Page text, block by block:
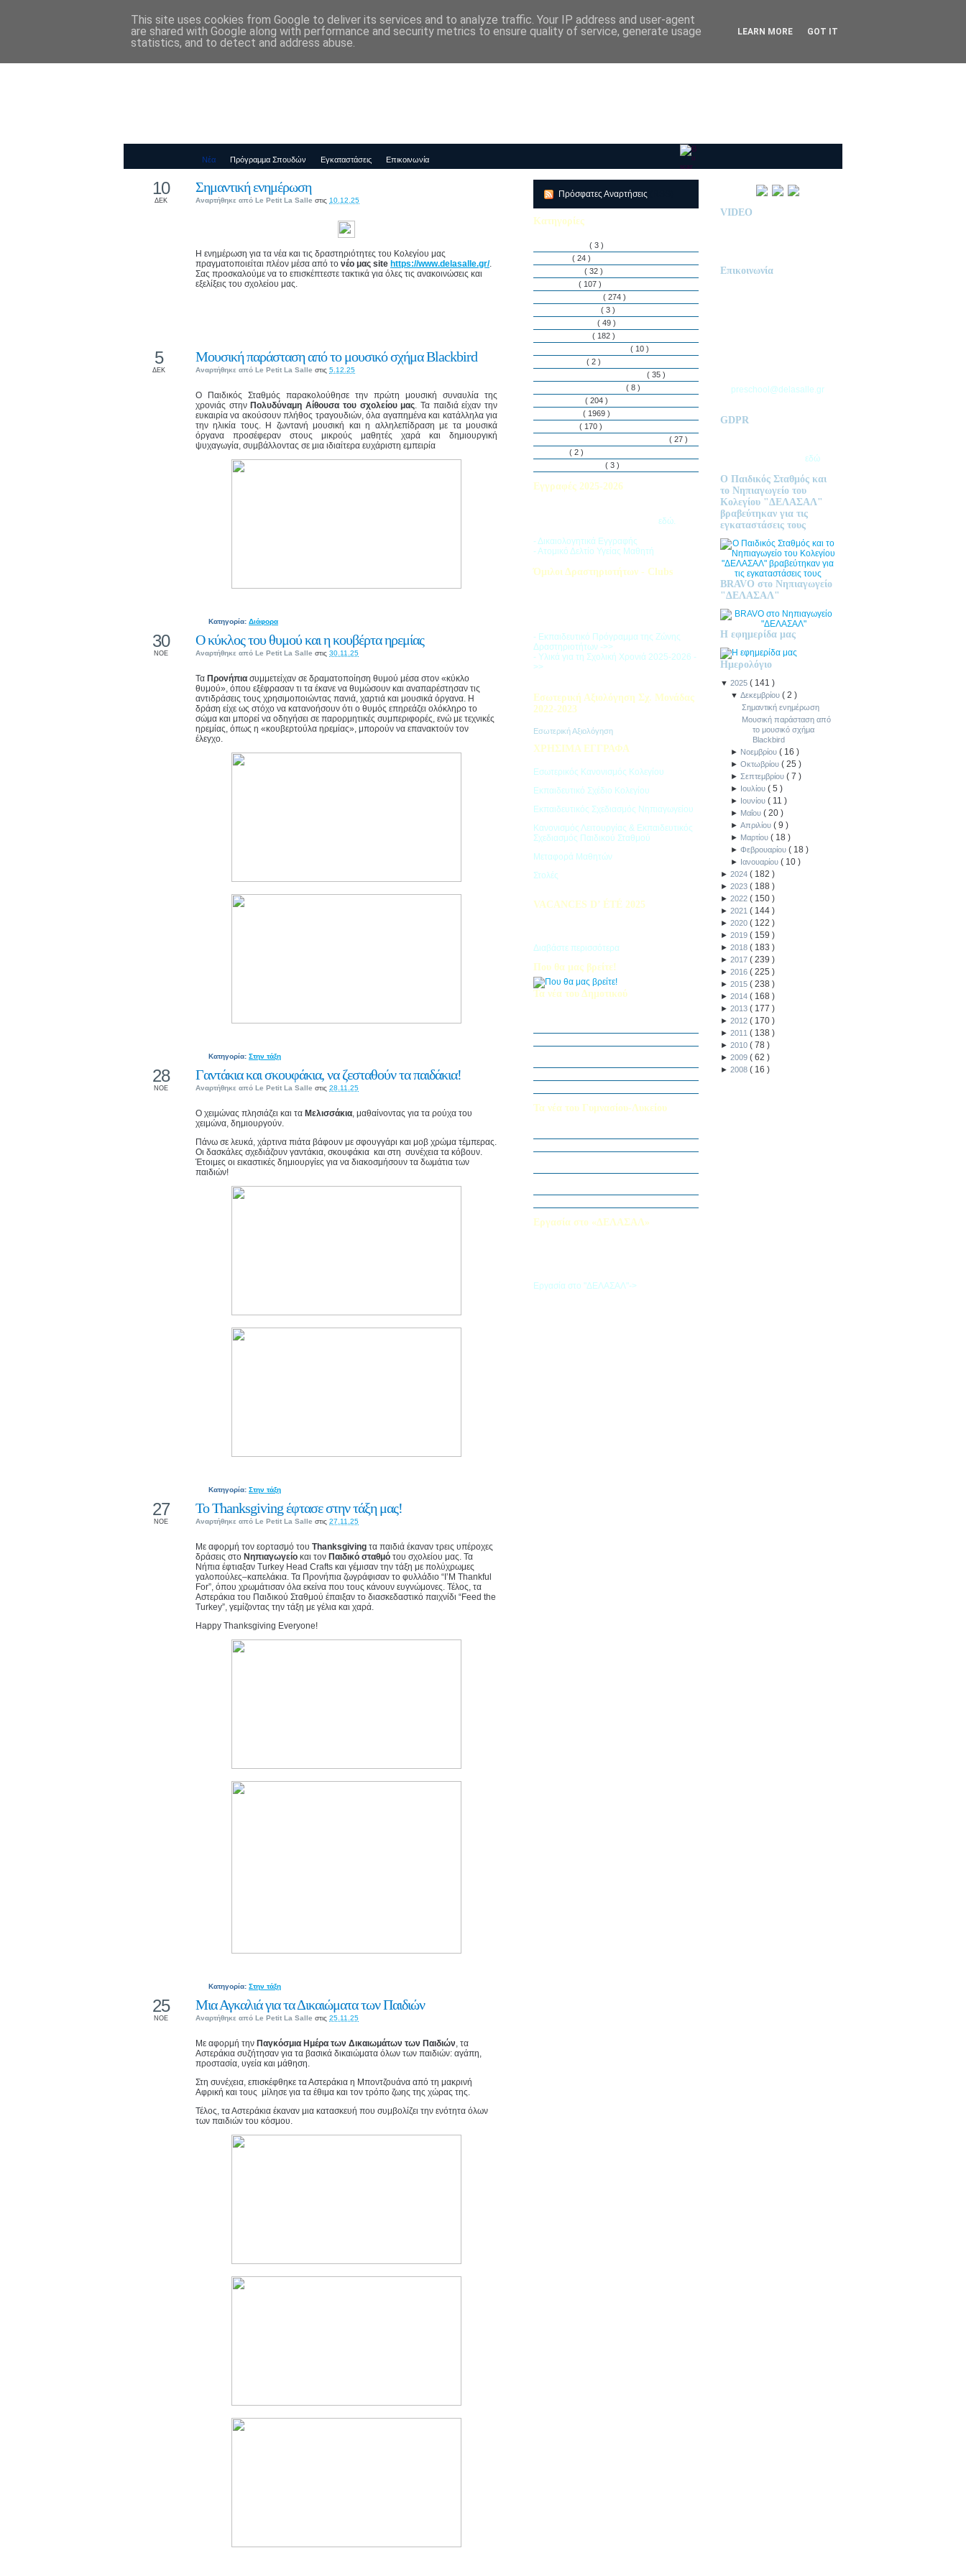
Παιδικός Σταθμός-Νηπιαγωγείο "ΔΕΛΑΣΑΛ"
Νέα Πρόγραμμα Σπουδών Εγκαταστάσεις Επικοινωνία
Σημαντική ενημέρωση
Αναρτήθηκε από Le Petit La Salle στις 10.12.25
10
ΔΕΚ
Η ενημέρωση για τα νέα και τις δραστηριότητες του Κολεγίου μας
πραγματοποιείται πλέον μέσα από το νέο μας site https://www.delasalle.gr/.
Σας προσκαλούμε να το επισκέπτεστε τακτικά για όλες τις ανακοινώσεις και
εξελίξεις του σχολείου μας.
Μουσική παράσταση από το μουσικό σχήμα Blackbird
Αναρτήθηκε από Le Petit La Salle στις 5.12.25
5
ΔΕΚ
Ο Παιδικός Σταθμός παρακολούθησε την πρώτη μουσική συναυλία της
χρονιάς στην Πολυδύναμη Αίθουσα του σχολείου μας. Τα παιδιά είχαν την
ευκαιρία να ακούσουν πλήθος τραγουδιών, όλα αγαπημένα και κατάλληλα για
την ηλικία τους. Η ζωντανή μουσική και η αλληλεπίδραση με τα μουσικά
όργανα προσέφεραν στους μικρούς μαθητές χαρά και δημιουργική
ψυχαγωγία, συμβάλλοντας σε μια ιδιαίτερα ευχάριστη εμπειρία
Κατηγορία: Διάφορα
Ο κύκλος του θυμού και η κουβέρτα ηρεμίας
Αναρτήθηκε από Le Petit La Salle στις 30.11.25
30
ΝΟΕ
Τα Προνήπια συμμετείχαν σε δραματοποίηση θυμού μέσα στον «κύκλο
θυμού», όπου εξέφρασαν τι τα έκανε να θυμώσουν και αναπαρέστησαν τις
αντιδράσεις τους χρησιμοποιώντας πανιά, χαρτιά και μουσικά όργανα. Η
δράση είχε ως στόχο να κατανοήσουν ότι ο θυμός επηρεάζει ολόκληρο το
σώμα και μπορεί να οδηγήσει σε παρορμητικές συμπεριφορές, ενώ με τεχνικές
ηρεμίας, όπως η «κουβερτούλα ηρεμίας», μπορούν να επανακτούν τον
έλεγχο.
Κατηγορία: Στην τάξη
Γαντάκια και σκουφάκια, να ζεσταθούν τα παιδάκια!
Αναρτήθηκε από Le Petit La Salle στις 28.11.25
28
ΝΟΕ
Ο χειμώνας πλησιάζει και τα Μελισσάκια, μαθαίνοντας για τα ρούχα του
χειμώνα, δημιουργούν.
Πάνω σε λευκά, χάρτινα πιάτα βάφουν με σφουγγάρι και μοβ χρώμα τέμπερας.
Οι δασκάλες σχεδιάζουν γαντάκια, σκουφάκια και στη συνέχεια τα κόβουν.
Έτοιμες οι εικαστικές δημιουργίες για να διακοσμήσουν τα δωμάτια των
παιδιών!
Κατηγορία: Στην τάξη
Το Thanksgiving έφτασε στην τάξη μας!
Αναρτήθηκε από Le Petit La Salle στις 27.11.25
27
ΝΟΕ
Με αφορμή τον εορτασμό του Thanksgiving τα παιδιά έκαναν τρεις υπέροχες
δράσεις στο Νηπιαγωγείο και τον Παιδικό σταθμό του σχολείου μας. Τα
Νήπια έφτιαξαν Turkey Head Crafts και γέμισαν την τάξη με πολύχρωμες
γαλοπούλες–καπελάκια. Τα Προνήπια ζωγράφισαν το φυλλάδιο “I’M Thankful
For”, όπου χρωμάτισαν όλα εκείνα που τους κάνουν ευγνώμονες. Τέλος, τα
Αστεράκια του Παιδικού Σταθμού έπαιξαν το διασκεδαστικό παιχνίδι “Feed the
Turkey”, γεμίζοντας την τάξη με γέλια και χαρά.
Happy Thanksgiving Everyone!
Κατηγορία: Στην τάξη
Μια Αγκαλιά για τα Δικαιώματα των Παιδιών
Αναρτήθηκε από Le Petit La Salle στις 25.11.25
25
ΝΟΕ
Με αφορμή την Παγκόσμια Ημέρα των Δικαιωμάτων των Παιδιών, τα
Αστεράκια συζήτησαν για τα βασικά δικαιώματα όλων των παιδιών: αγάπη,
προστασία, υγεία και μάθηση.
Στη συνέχεια, επισκέφθηκε τα Αστεράκια η Μποντζουάνα από τη μακρινή
Αφρική και τους μίλησε για τα έθιμα και τον τρόπο ζωης της χώρας της.
Τέλος, τα Αστεράκια έκαναν μια κατασκευή που συμβολίζει την ενότητα όλων
των παιδιών του κόσμου.
Πρόσφατες Αναρτήσεις
Κατηγορίες
( 3 )
( 24 )
( 32 )
( 107 )
( 274 )
( 3 )
( 49 )
( 182 )
( 10 )
( 2 )
( 35 )
( 8 )
( 204 )
( 1969 )
( 170 )
( 27 )
( 2 )
( 3 )
Εγγραφές 2025-2026
εδώ.
- Δικαιολογητικά Εγγραφής
- Ατομικό Δελτίο Υγείας Μαθητή
Όμιλοι Δραστηριοτήτων - Clubs
- Εκπαιδευτικό Πρόγραμμα της Ζώνης
Δραστηριοτήτων ->>
- Υλικά για τη Σχολική Χρονιά 2025-2026 -
>>
Εσωτερική Αξιολόγηση Σχ. Μονάδας
2022-2023
Εσωτερική Αξιολόγηση
ΧΡΗΣΙΜΑ ΕΓΓΡΑΦΑ
Εσωτερικός Κανονισμός Κολεγίου
Εκπαιδευτικό Σχέδιο Κολεγίου
Εκπαιδευτικός Σχεδιασμός Νηπιαγωγείου
Κανονισμός Λειτουργίας & Εκπαιδευτικός
Σχεδιασμός Παιδικού Σταθμού
Μεταφορά Μαθητών
Στολές
VACANCES D’ ÉTÉ 2025
Διαβάστε περισσότερα
Που θα μας βρείτε!
Τα νέα του Δημοτικού
Τα νέα του Γυμνασίου-Λυκείου
Εργασία στο «ΔΕΛΑΣΑΛ»
Εργασία στο "ΔΕΛΑΣΑΛ"->
VIDEO
Επικοινωνία
preschool@delasalle.gr
GDPR
εδώ
Ο Παιδικός Σταθμός και
το Νηπιαγωγείο του
Κολεγίου "ΔΕΛΑΣΑΛ"
βραβεύτηκαν για τις
εγκαταστάσεις τους
BRAVO στο Νηπιαγωγείο
"ΔΕΛΑΣΑΛ"
Η εφημερίδα μας
Ημερολόγιο
▼ 2025 ( 141 )
▼Δεκεμβρίου(2)
Σημαντική ενημέρωση
Μουσική παράσταση από
το μουσικό σχήμα
Blackbird
► Νοεμβρίου( 16)
►Οκτωβρίου(25)
►Σεπτεμβρίου(7)
► Ιουλίου(5)
► Ιουνίου( 11)
► Μαΐου(20)
►Απριλίου(9)
► Μαρτίου( 18)
►Φεβρουαρίου( 18)
► Ιανουαρίου( 10)
► 2024 ( 182 )
► 2023 ( 188 )
► 2022 ( 150 )
► 2021 ( 144 )
► 2020 ( 122 )
► 2019 ( 159 )
► 2018 ( 183 )
► 2017 ( 239 )
► 2016 ( 225 )
► 2015 ( 238 )
► 2014 ( 168 )
► 2013 ( 177 )
► 2012 ( 170 )
► 2011 ( 138 )
► 2010 ( 78 )
► 2009 ( 62 )
► 2008 ( 16 )
This site uses cookies from Google to deliver its services and to analyze traffic. Your IP address and user-agent
are shared with Google along with performance and security metrics to ensure quality of service, generate usage
statistics, and to detect and address abuse.
LEARN MORE GOT IT